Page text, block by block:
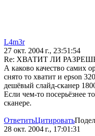
L4m3r
27 окт. 2004 г., 23:51:54
Re: ХВАТИТ ЛИ
А каково качество самих
снято то хватит и epson
дешёвый слайд-сканер
Если чем-то посерьёзнее
сканере.
ОтветитьЦитировать
28 окт. 2004 г., 17:01:31